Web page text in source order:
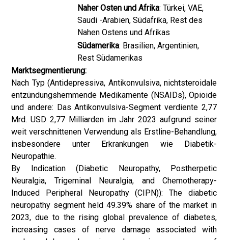
Naher Osten und Afrika: Türkei, VAE,
Saudi -Arabien, Südafrika, Rest des
Nahen Ostens und Afrikas
Südamerika: Brasilien, Argentinien,
Rest Südamerikas
Marktsegmentierung:
Nach Typ (Antidepressiva, Antikonvulsiva, nichtsteroidale
entzündungshemmende Medikamente (NSAIDs), Opioide
und andere: Das Antikonvulsiva-Segment verdiente 2,77
Mrd. USD 2,77 Milliarden im Jahr 2023 aufgrund seiner
weit verschnittenen Verwendung als Erstline-Behandlung,
insbesondere unter Erkrankungen wie Diabetik-
Neuropathie.
By Indication (Diabetic Neuropathy, Postherpetic
Neuralgia, Trigeminal Neuralgia, and Chemotherapy-
Induced Peripheral Neuropathy (CIPN)): The diabetic
neuropathy segment held 49.39% share of the market in
2023, due to the rising global prevalence of diabetes,
increasing cases of nerve damage associated with